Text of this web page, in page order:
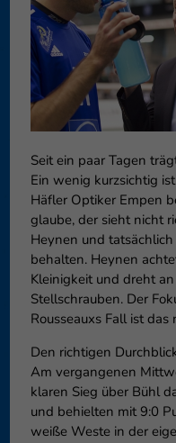
Seit ein paar Tagen
Ein wenig kurzsichtig
Häfler Optiker Empen
glaube, der sieht nicht
Heynen und
behalten. Heynen
Kleinigkeit und dreht
Stellschrauben. Der
Rousseauxs Fall ist
Den richtigen
Am vergangenen
klaren Sieg über Bühl
und behielten mit 9:0
weiße Weste in der
können Ihre Einwilligung zu
weitere Informationen
Cookies auswählen.
Speichern Nur
Essenziell (1)
Essenzielle Cookies
die einwandfreie Funktion der
Cookie-
Externe Medien (6)
Inhalte von Videoplattformen
standardmäßig blockiert.
Einwilligung mehr.
Cookie-